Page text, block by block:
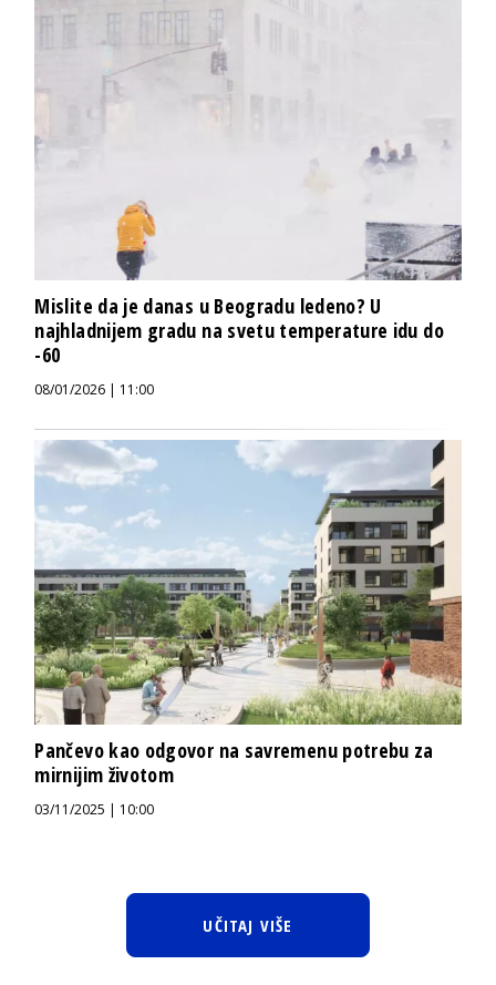
Mislite da je danas u Beogradu ledeno? U
najhladnijem gradu na svetu temperature idu do
-60
08/01/2026 | 11:00
Pančevo kao odgovor na savremenu potrebu za
mirnijim životom
03/11/2025 | 10:00
UČITAJ VIŠE